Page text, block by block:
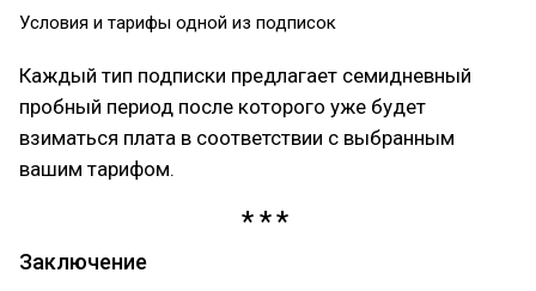
Условия и тарифы одной из подписок
Каждый тип подписки предлагает семидневный
пробный период после которого уже будет
взиматься плата в соответствии с выбранным
вашим тарифом.
Заключение